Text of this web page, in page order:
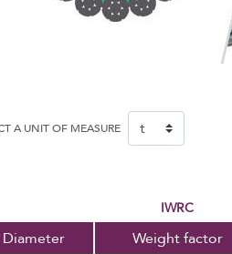
A UNIT OF MEASURE
IWRC
Diameter Weight factor